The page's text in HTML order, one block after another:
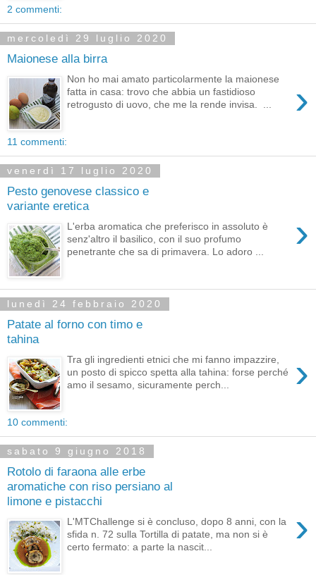
2 commenti:
mercoledì 29 luglio 2020
Maionese alla birra
›
Non ho mai amato particolarmente la maionese
fatta in casa: trovo che abbia un fastidioso
retrogusto di uovo, che me la rende invisa. ...
11 commenti:
venerdì 17 luglio 2020
Pesto genovese classico e
variante eretica
›
L'erba aromatica che preferisco in assoluto è
senz'altro il basilico, con il suo profumo
penetrante che sa di primavera. Lo adoro ...
lunedì 24 febbraio 2020
Patate al forno con timo e
tahina
›
Tra gli ingredienti etnici che mi fanno impazzire,
un posto di spicco spetta alla tahina: forse perché
amo il sesamo, sicuramente perch...
10 commenti:
sabato 9 giugno 2018
Rotolo di faraona alle erbe
aromatiche con riso persiano al
limone e pistacchi
›
L'MTChallenge si è concluso, dopo 8 anni, con la
sfida n. 72 sulla Tortilla di patate, ma non si è
certo fermato: a parte la nascit...